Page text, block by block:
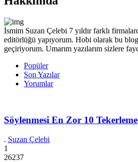
İsmim Suzan Çelebi 7 yıldır farklı
editörlüğü yapıyorum. Hobi olarak bu
geçiriyorum. Umarım yazılarım sizlere
Popüler
Son Yazılar
Yorumlar
Söylenmesi En Zor 10 Tekerleme
. Suzan Çelebi
1
26237